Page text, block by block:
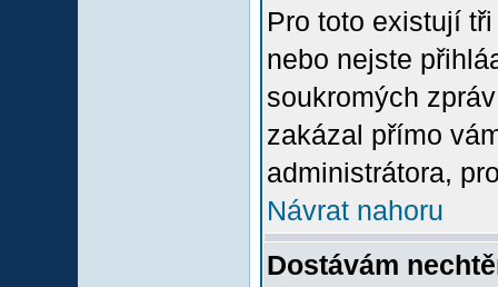
Pro toto existují
nebo nejste
soukromých
zakázal přímo
administrátora,
Návrat nahoru
Dostávám